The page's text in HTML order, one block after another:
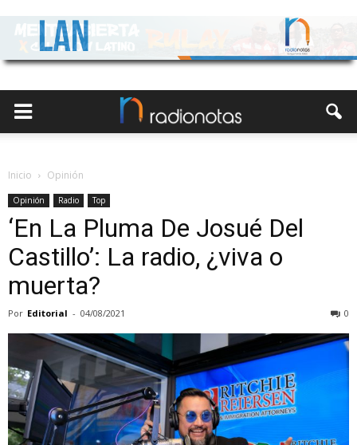
Inicio Opinión
Opinión Radio Top
‘En La Pluma De Josué Del
Castillo’: La radio, ¿viva o
muerta?
Por Editorial - 04/08/2021 0